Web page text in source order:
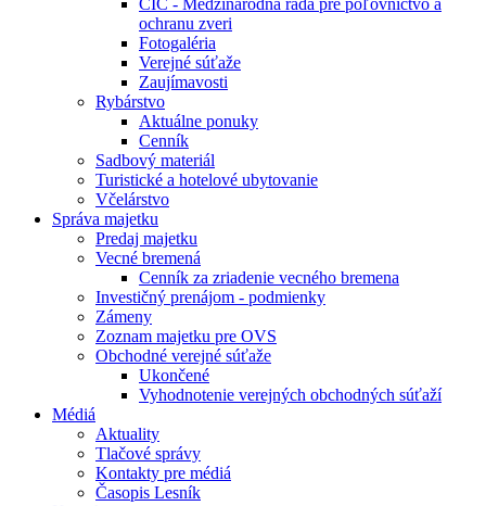
ochranu zveri
Fotogaléria
Verejné súťaže
Zaujímavosti
Rybárstvo
Aktuálne ponuky
Cenník
Sadbový materiál
Turistické a hotelové ubytovanie
Včelárstvo
Správa majetku
Predaj majetku
Vecné bremená
Cenník za zriadenie vecného bremena
Investičný prenájom - podmienky
Zámeny
Zoznam majetku pre OVS
Obchodné verejné súťaže
Ukončené
Vyhodnotenie verejných obchodných súťaží
Médiá
Aktuality
Tlačové správy
Kontakty pre médiá
Časopis Lesník